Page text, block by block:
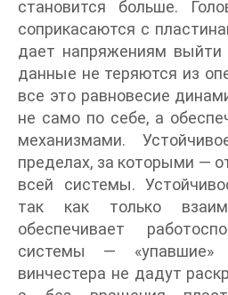
становится больше.
соприкасаются с
дает напряжениям выйти
данные не теряются из
все это равновесие
не само по себе, а
механизмами.
пределах, за которыми —
всей системы.
так как только
обеспечивает
системы — «упавшие»
винчестера не дадут